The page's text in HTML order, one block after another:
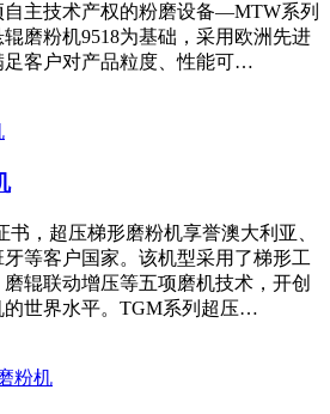
主技术产权的粉磨设备—MTW系列
磨粉机9518为基础，采用欧洲先进
足客户对产品粒度、性能可…
书，超压梯形磨粉机享誉澳大利亚、
等客户国家。该机型采用了梯形工
辊联动增压等五项磨机技术，开创
的世界水平。TGM系列超压…